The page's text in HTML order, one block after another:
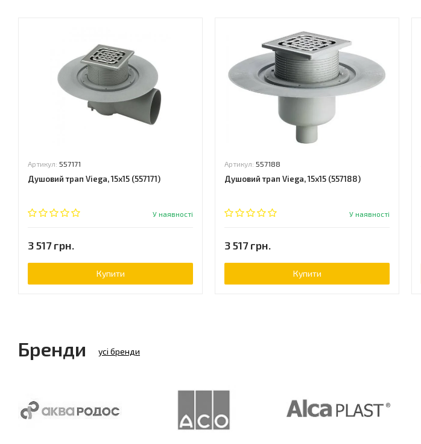
Артикул: 557171
Душовий трап Viega, 15x15 (557171)
У наявності
3 517 грн.
Купити
Артикул: 557188
Душовий трап Viega, 15x15 (557188)
У наявності
3 517 грн.
Купити
Бренди усі бренди